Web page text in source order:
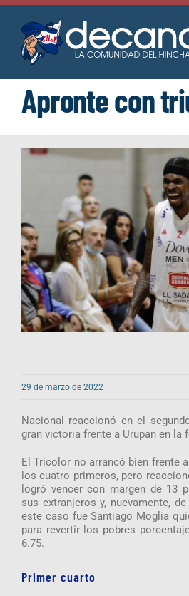
Saltar
contenido
Apronte con
29 de marzo de 2022
Nacional reaccionó en el
gran victoria frente a Urupan en la
El Tricolor no arrancó bien frente
los cuatro primeros, pero
logró vencer con margen de 13
sus extranjeros y, nuevamente,
este caso fue Santiago Moglia
para revertir los pobres
6.75.
Primer cuarto